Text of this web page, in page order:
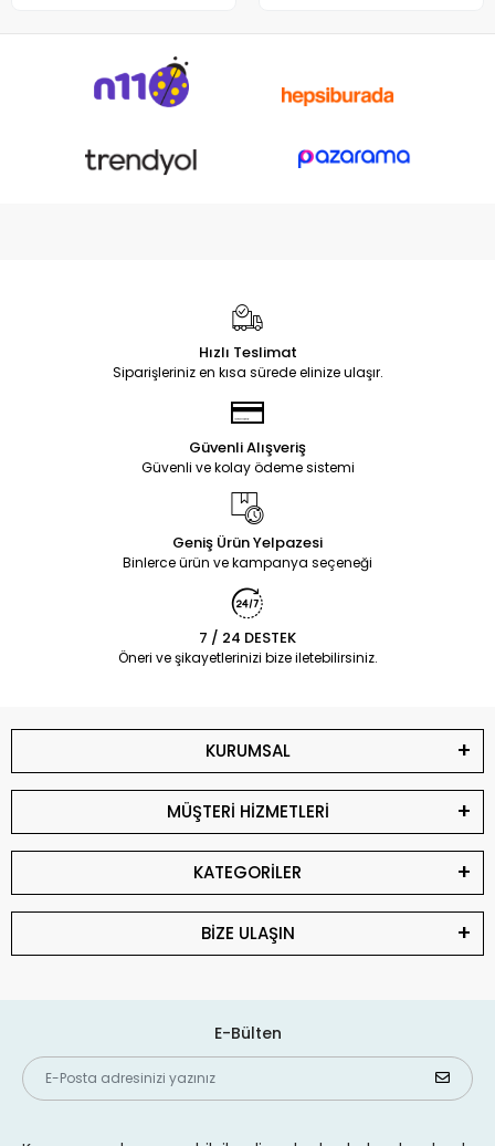
Hızlı Teslimat
Siparişleriniz en kısa sürede elinize ulaşır.
Güvenli Alışveriş
Güvenli ve kolay ödeme sistemi
Geniş Ürün Yelpazesi
Binlerce ürün ve kampanya seçeneği
7 / 24 DESTEK
Öneri ve şikayetlerinizi bize iletebilirsiniz.
KURUMSAL
MÜŞTERİ HİZMETLERİ
KATEGORİLER
BİZE ULAŞIN
E-Bülten